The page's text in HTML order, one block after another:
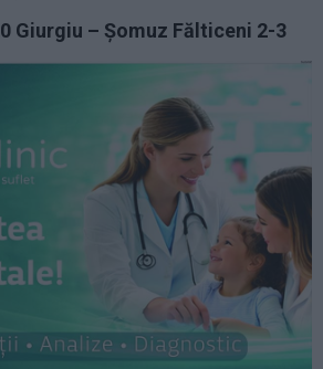
Giurgiu – Șomuz Fălticeni 2-3